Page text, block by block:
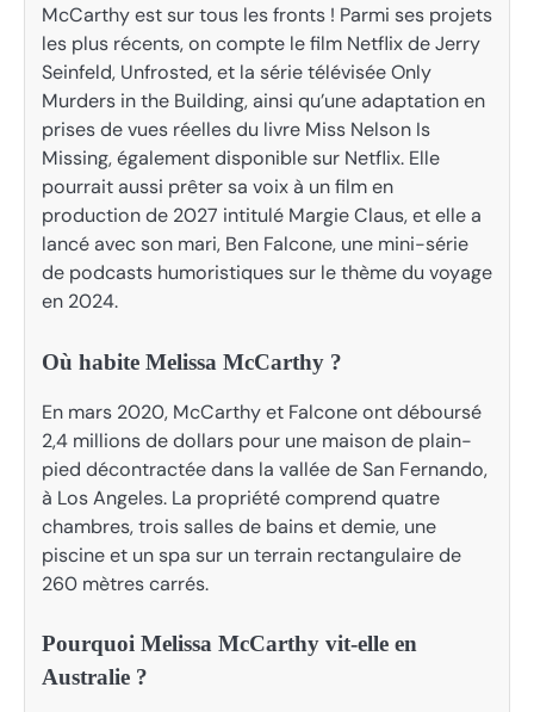
McCarthy est sur tous les fronts ! Parmi ses projets
les plus récents, on compte le film Netflix de Jerry
Seinfeld, Unfrosted, et la série télévisée Only
Murders in the Building, ainsi qu’une adaptation en
prises de vues réelles du livre Miss Nelson Is
Missing, également disponible sur Netflix. Elle
pourrait aussi prêter sa voix à un film en
production de 2027 intitulé Margie Claus, et elle a
lancé avec son mari, Ben Falcone, une mini-série
de podcasts humoristiques sur le thème du voyage
en 2024.
Où habite Melissa McCarthy ?
En mars 2020, McCarthy et Falcone ont déboursé
2,4 millions de dollars pour une maison de plain-
pied décontractée dans la vallée de San Fernando,
à Los Angeles. La propriété comprend quatre
chambres, trois salles de bains et demie, une
piscine et un spa sur un terrain rectangulaire de
260 mètres carrés.
Pourquoi Melissa McCarthy vit-elle en
Australie ?